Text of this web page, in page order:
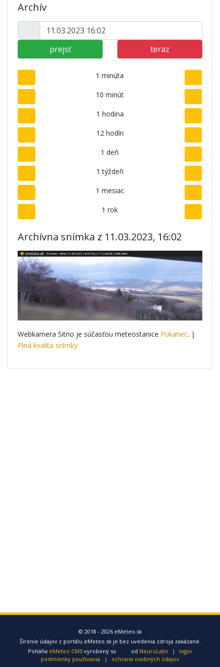
Archív
prejsť teraz
1 minúta
10 minút
1 hodina
12 hodín
1 deň
1 týždeň
1 mesiac
1 rok
Archívna snímka z 11.03.2023, 16:02
Webkamera Sitno je súčasťou meteostanice Pukanec. |
Plná kvalita snímky
© 2018 - 2026 eMeteo.sk
Šírenie údajov z portálu eMeteo.sk je bez uvedenia zdroja zakázané.
Poháňa eMeteo CMS vyrobený so od NeuroLabs |
login
podmienky používania
| ochrana osobných údajov